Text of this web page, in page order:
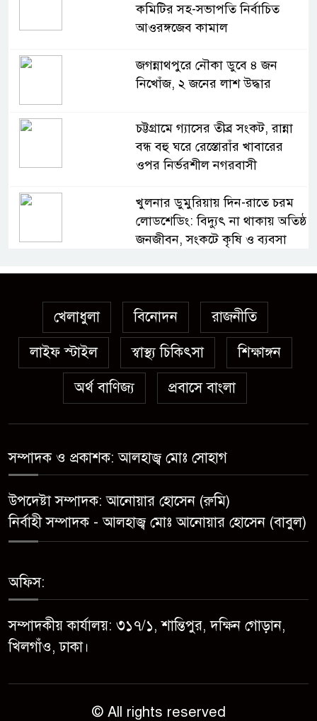
কমিটির সহ-সভাপতি নির্বাচিত
আওরঙ্গজেব কামাল
জগন্নাথপুরে নৌকা ডুবে ৪ জন
নিখোঁজ, ২ জনের লাশ উদ্ধার
চট্টগ্রামে গ্যাসের তীব্র সংকট, রান্না
বন্ধ বহু ঘরে রেস্তোরাঁর খাবারের
ওপর নির্ভরশীল নগরবাসী
খুলনার ডুমুরিয়ায় দিন-রাতে চরম
লোডশেডিং: বিদ্যুৎ না থাকায় অতিষ্ঠ
জনজীবন, সংকটে কৃষি ও ব্যবসা
অস্ত্র উদ্ধারে ডেভিড ইমনসহ ৫
পুলিশ
সেনবাগে নতুন গ্যাস কূপের খনন
শুরু, মিলতে পারে দৈনিক ৫-৭
মিলিয়ন ঘনফুট গ্যাস
মেয়েকে ধর্ষণের অভিযোগে সেনবাগে
সোনাতলা পৌরসভার উপ-সহকারী
প্রকৌশলীর বিরুদ্ধে সাংবাদিকের
অভিযোগ,তদন্তের আশ্বাস প্রশাসকের
সাক্ষ্যগ্রহণ শুরু
উন্নয়ন কে প্রাধান্য দিয়ে বগুড়ার
খেলাধুলা বিনোদন
রাজনীতি
লাইফ স্টাইল
স্বাস্থ্য চিকিৎসা
শিক্ষাঙ্গন
অর্থ বাণিজ্য
প্রবাসে বাংলা
সম্পাদক ও প্রকাশক: আলহাজ্ব মোঃ সোহাগ
উপদেষ্টা সম্পাদক: আনোয়ার হোসেন (রুমি)
নির্বাহী সম্পাদক - আলহাজ্ব মোঃ আনোয়ার হোসেন (বাবুল)
অফিস:
সম্পাদকীয় কার্যালয়: ৩১৭/১, শান্তিপুর, দক্ষিন গোড়ান,
খিলগাঁও, ঢাকা।
© All rights reserved